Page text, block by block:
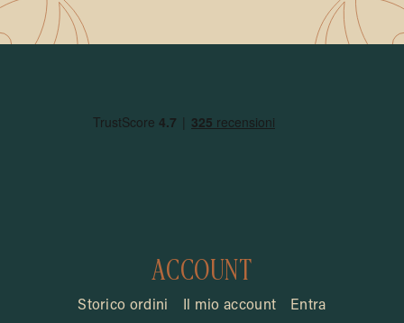
ACCOUNT
Storico ordini Il mio account Entra